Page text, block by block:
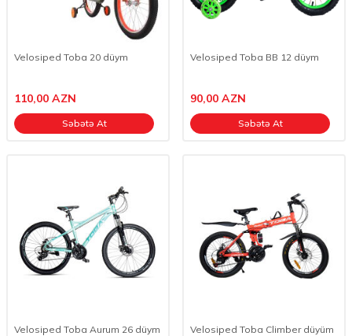
Velosiped Toba 20 düym
110,00 AZN
Səbətə At
Velosiped Toba BB 12 düym
90,00 AZN
Səbətə At
Velosiped Toba Aurum 26 düym
Velosiped Toba Climber düyüm